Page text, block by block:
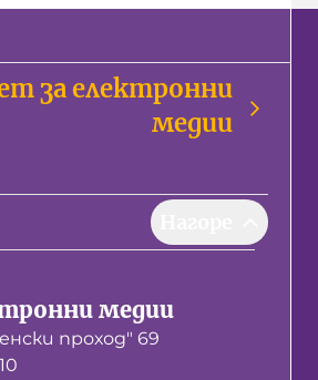
за електронни
медии
медии
проход" 69